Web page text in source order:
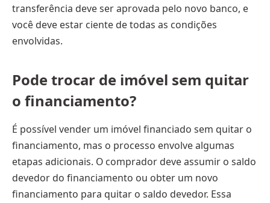
transferência deve ser aprovada pelo novo banco, e
você deve estar ciente de todas as condições
envolvidas.
Pode trocar de imóvel sem quitar
o financiamento?
É possível vender um imóvel financiado sem quitar o
financiamento, mas o processo envolve algumas
etapas adicionais. O comprador deve assumir o saldo
devedor do financiamento ou obter um novo
financiamento para quitar o saldo devedor. Essa